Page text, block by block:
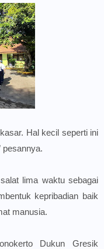
Hal kecil seperti ini
pesannya.
lima waktusebagai
kepribadian baik
manusia.
Dukun Gresik